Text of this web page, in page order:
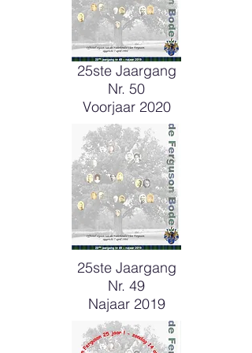
25ste Jaargang
Nr. 50
Voorjaar 2020
25ste Jaargang
Nr. 49
Najaar 2019